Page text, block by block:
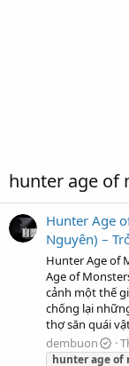
hunter age of
Hunter Age
Nguyên) –
Hunter Age of
Age of
cảnh một thế
chống lại
thợ săn quái
dembuon
hunterageof